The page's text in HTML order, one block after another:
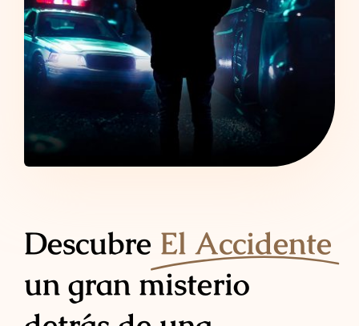
Descubre El Accidente
un gran misterio